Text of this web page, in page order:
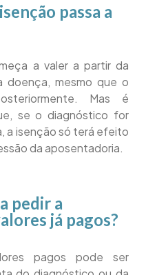
passa a
a valer a partir da
mesmo que o
Mas é
se o diagnóstico for
a isenção só terá efeito
da aposentadoria.
pedir a
já pagos?
pagos pode ser